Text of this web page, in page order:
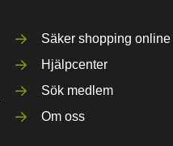
Säker shopping
Hjälpcenter
Sök medlem
Om oss